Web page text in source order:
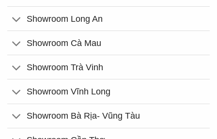
Showroom Long An
Showroom Cà Mau
Showroom Trà Vinh
Showroom Vĩnh Long
Showroom Bà Rịa- Vũng Tàu